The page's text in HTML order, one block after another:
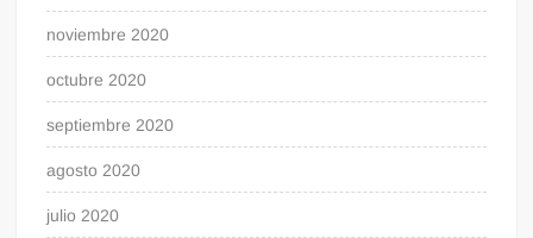
noviembre 2020
octubre 2020
septiembre 2020
agosto 2020
julio 2020